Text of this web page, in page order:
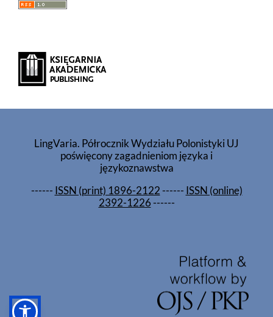
LingVaria. Półrocznik Wydziału Polonistyki UJ
poświęcony zagadnieniom języka i
językoznawstwa
------ ISSN (print) 1896-2122------ ISSN (online)
2392-1226------